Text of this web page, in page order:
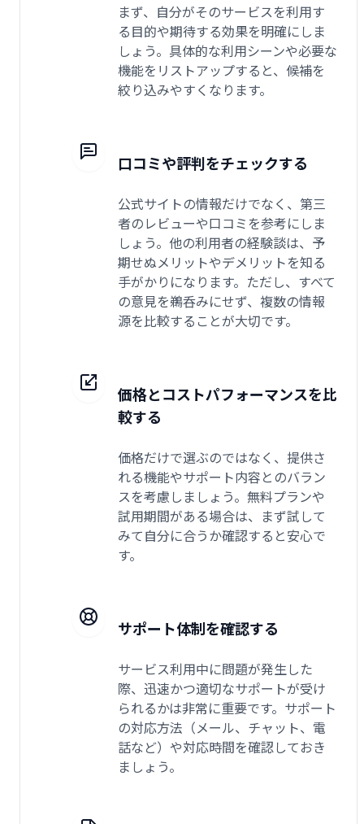
まず、自分がそのサービスを利用す
る目的や期待する効果を明確にしま
しょう。具体的な利用シーンや必要な
機能をリストアップすると、候補を
絞り込みやすくなります。
口コミや評判をチェックする
公式サイトの情報だけでなく、第三
者のレビューや口コミを参考にしま
しょう。他の利用者の経験談は、予
期せぬメリットやデメリットを知る
手がかりになります。ただし、すべて
の意見を鵜呑みにせず、複数の情報
源を比較することが大切です。
価格とコストパフォーマンスを比
較する
価格だけで選ぶのではなく、提供さ
れる機能やサポート内容とのバラン
スを考慮しましょう。無料プランや
試用期間がある場合は、まず試して
みて自分に合うか確認すると安心で
す。
サポート体制を確認する
サービス利用中に問題が発生した
際、迅速かつ適切なサポートが受け
られるかは非常に重要です。サポート
の対応方法（メール、チャット、電
話など）や対応時間を確認しておき
ましょう。